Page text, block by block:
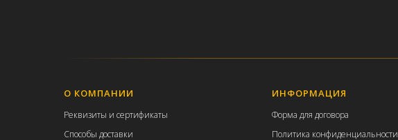
О КОМПАНИИ
Реквизиты и сертификаты
Способы доставки
ИНФОРМАЦИЯ
Форма для договора
Политика конфиденциальности